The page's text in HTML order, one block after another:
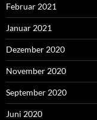
Februar 2021
Januar 2021
Dezember 2020
November 2020
September 2020
Juni 2020